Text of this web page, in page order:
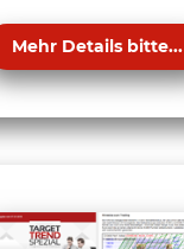
Mehr Details bitte...